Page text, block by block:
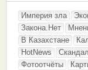
Империя зла
Закона.Нет
В Казахстане
HotNews
Фотоотчёты